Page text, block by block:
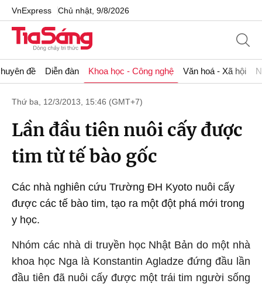
VnExpress Chủ nhật, 9/8/2026
đề Diễn đàn Khoa học - Công nghệ Văn hoá - Xã hội
Thứ ba, 12/3/2013, 15:46 (GMT+7)
Lần đầu tiên nuôi cấy được
tim từ tế bào gốc
Các nhà nghiên cứu Trường ĐH Kyoto nuôi cấy
được các tế bào tim, tạo ra một đột phá mới trong
y học.
Nhóm các nhà di truyền học Nhật Bản do một nhà
khoa học Nga là Konstantin Agladze đứng đầu lần
đầu tiên đã nuôi cấy được một trái tim người sống